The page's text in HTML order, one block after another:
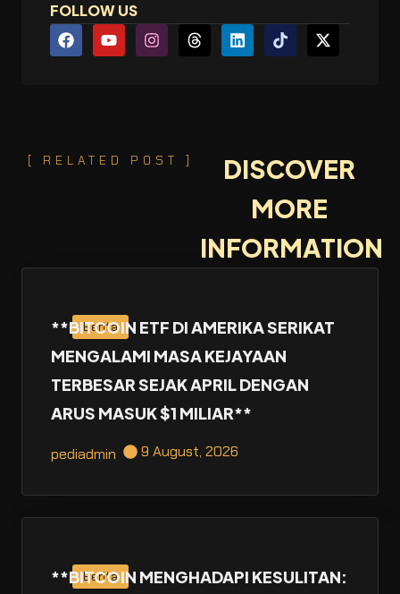
FOLLOW US
[ RELATED POST ]
DISCOVER
MORE
INFORMATION
Berita
**BITCOIN ETF DI AMERIKA SERIKAT
MENGALAMI MASA KEJAYAAN
TERBESAR SEJAK APRIL DENGAN
ARUS MASUK $1 MILIAR**
pediadmin 9 August, 2026
Berita
**BITCOIN MENGHADAPI KESULITAN: